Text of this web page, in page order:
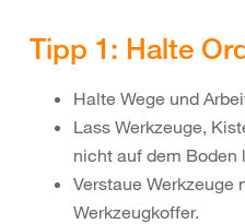
Tipp 1: Halte
Halte Wege und
Lass Werkzeuge,
nicht auf dem Boden
Verstaue Werkzeuge
Werkzeugkoffer.